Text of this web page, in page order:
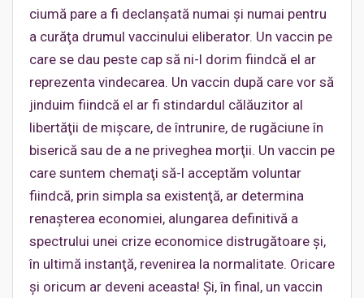
ciumă pare a fi declanşată numai şi numai pentru
a curăţa drumul vaccinului eliberator. Un vaccin pe
care se dau peste cap să ni-l dorim fiindcă el ar
reprezenta vindecarea. Un vaccin după care vor să
jinduim fiindcă el ar fi stindardul călăuzitor al
libertăţii de mişcare, de întrunire, de rugăciune în
biserică sau de a ne priveghea morţii. Un vaccin pe
care suntem chemaţi să-l acceptăm voluntar
fiindcă, prin simpla sa existenţă, ar determina
renaşterea economiei, alungarea definitivă a
spectrului unei crize economice distrugătoare şi,
în ultimă instanţă, revenirea la normalitate. Oricare
şi oricum ar deveni aceasta! Şi, în final, un vaccin